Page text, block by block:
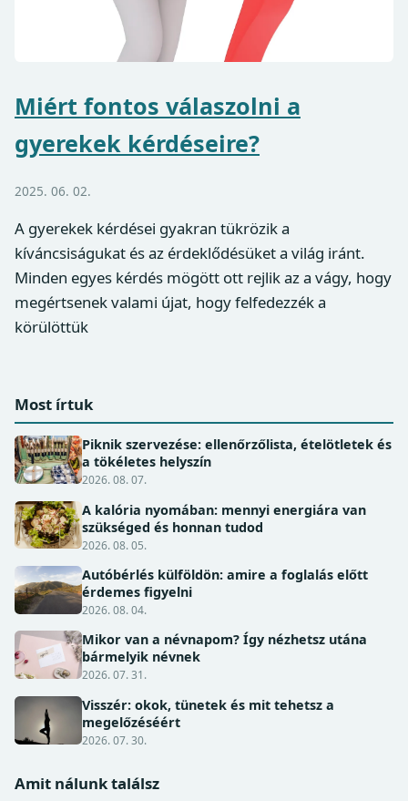
Miért fontos válaszolni a
gyerekek kérdéseire?
2025. 06. 02.
A gyerekek kérdései gyakran tükrözik a
kíváncsiságukat és az érdeklődésüket a világ iránt.
Minden egyes kérdés mögött ott rejlik az a vágy, hogy
megértsenek valami újat, hogy felfedezzék a
körülöttük
Most írtuk
Piknik szervezése: ellenőrzőlista, ételötletek és
a tökéletes helyszín
2026. 08. 07.
A kalória nyomában: mennyi energiára van
szükséged és honnan tudod
2026. 08. 05.
Autóbérlés külföldön: amire a foglalás előtt
érdemes figyelni
2026. 08. 04.
Mikor van a névnapom? Így nézhetsz utána
bármelyik névnek
2026. 07. 31.
Visszér: okok, tünetek és mit tehetsz a
megelőzéséért
2026. 07. 30.
Amit nálunk találsz